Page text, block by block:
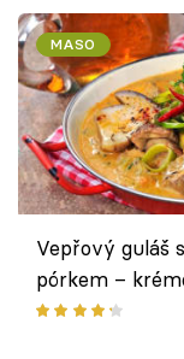
MASO
Vepřový guláš
pórkem –
pokrm z